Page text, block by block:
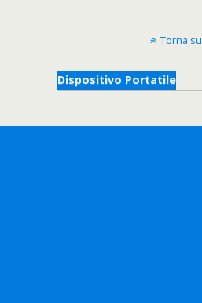
Torna su
Dispositivo Portatile